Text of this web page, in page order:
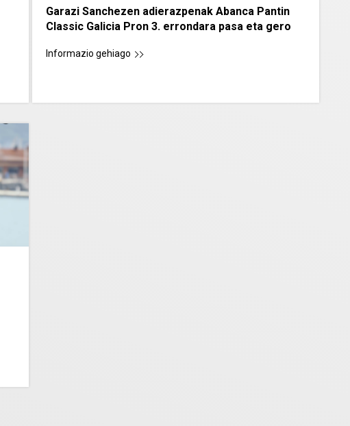
Garazi Sanchezen adierazpenak Abanca Pantin
Classic Galicia Pron 3. errondara pasa eta gero
Informazio gehiago